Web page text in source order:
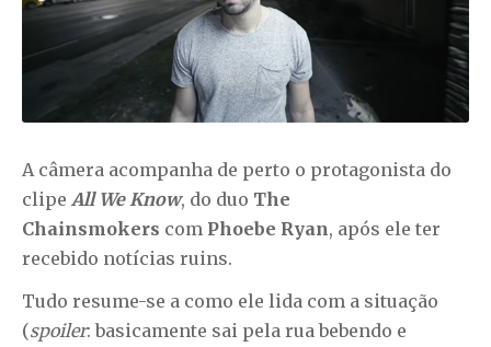
A câmera acompanha de perto o protagonista do
clipe All We Know, do duo The
Chainsmokers com Phoebe Ryan, após ele ter
recebido notícias ruins.
Tudo resume-se a como ele lida com a situação
(spoiler: basicamente sai pela rua bebendo e